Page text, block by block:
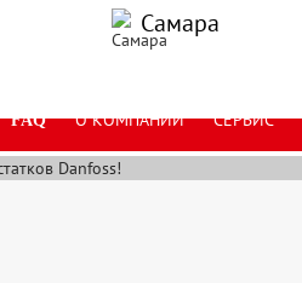
Самара
FAQ О КОМПАНИИ СЕРВИС